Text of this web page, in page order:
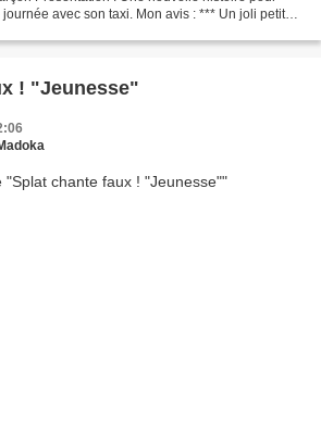
avec son taxi. Mon avis : *** Un joli petit
! "Jeunesse"